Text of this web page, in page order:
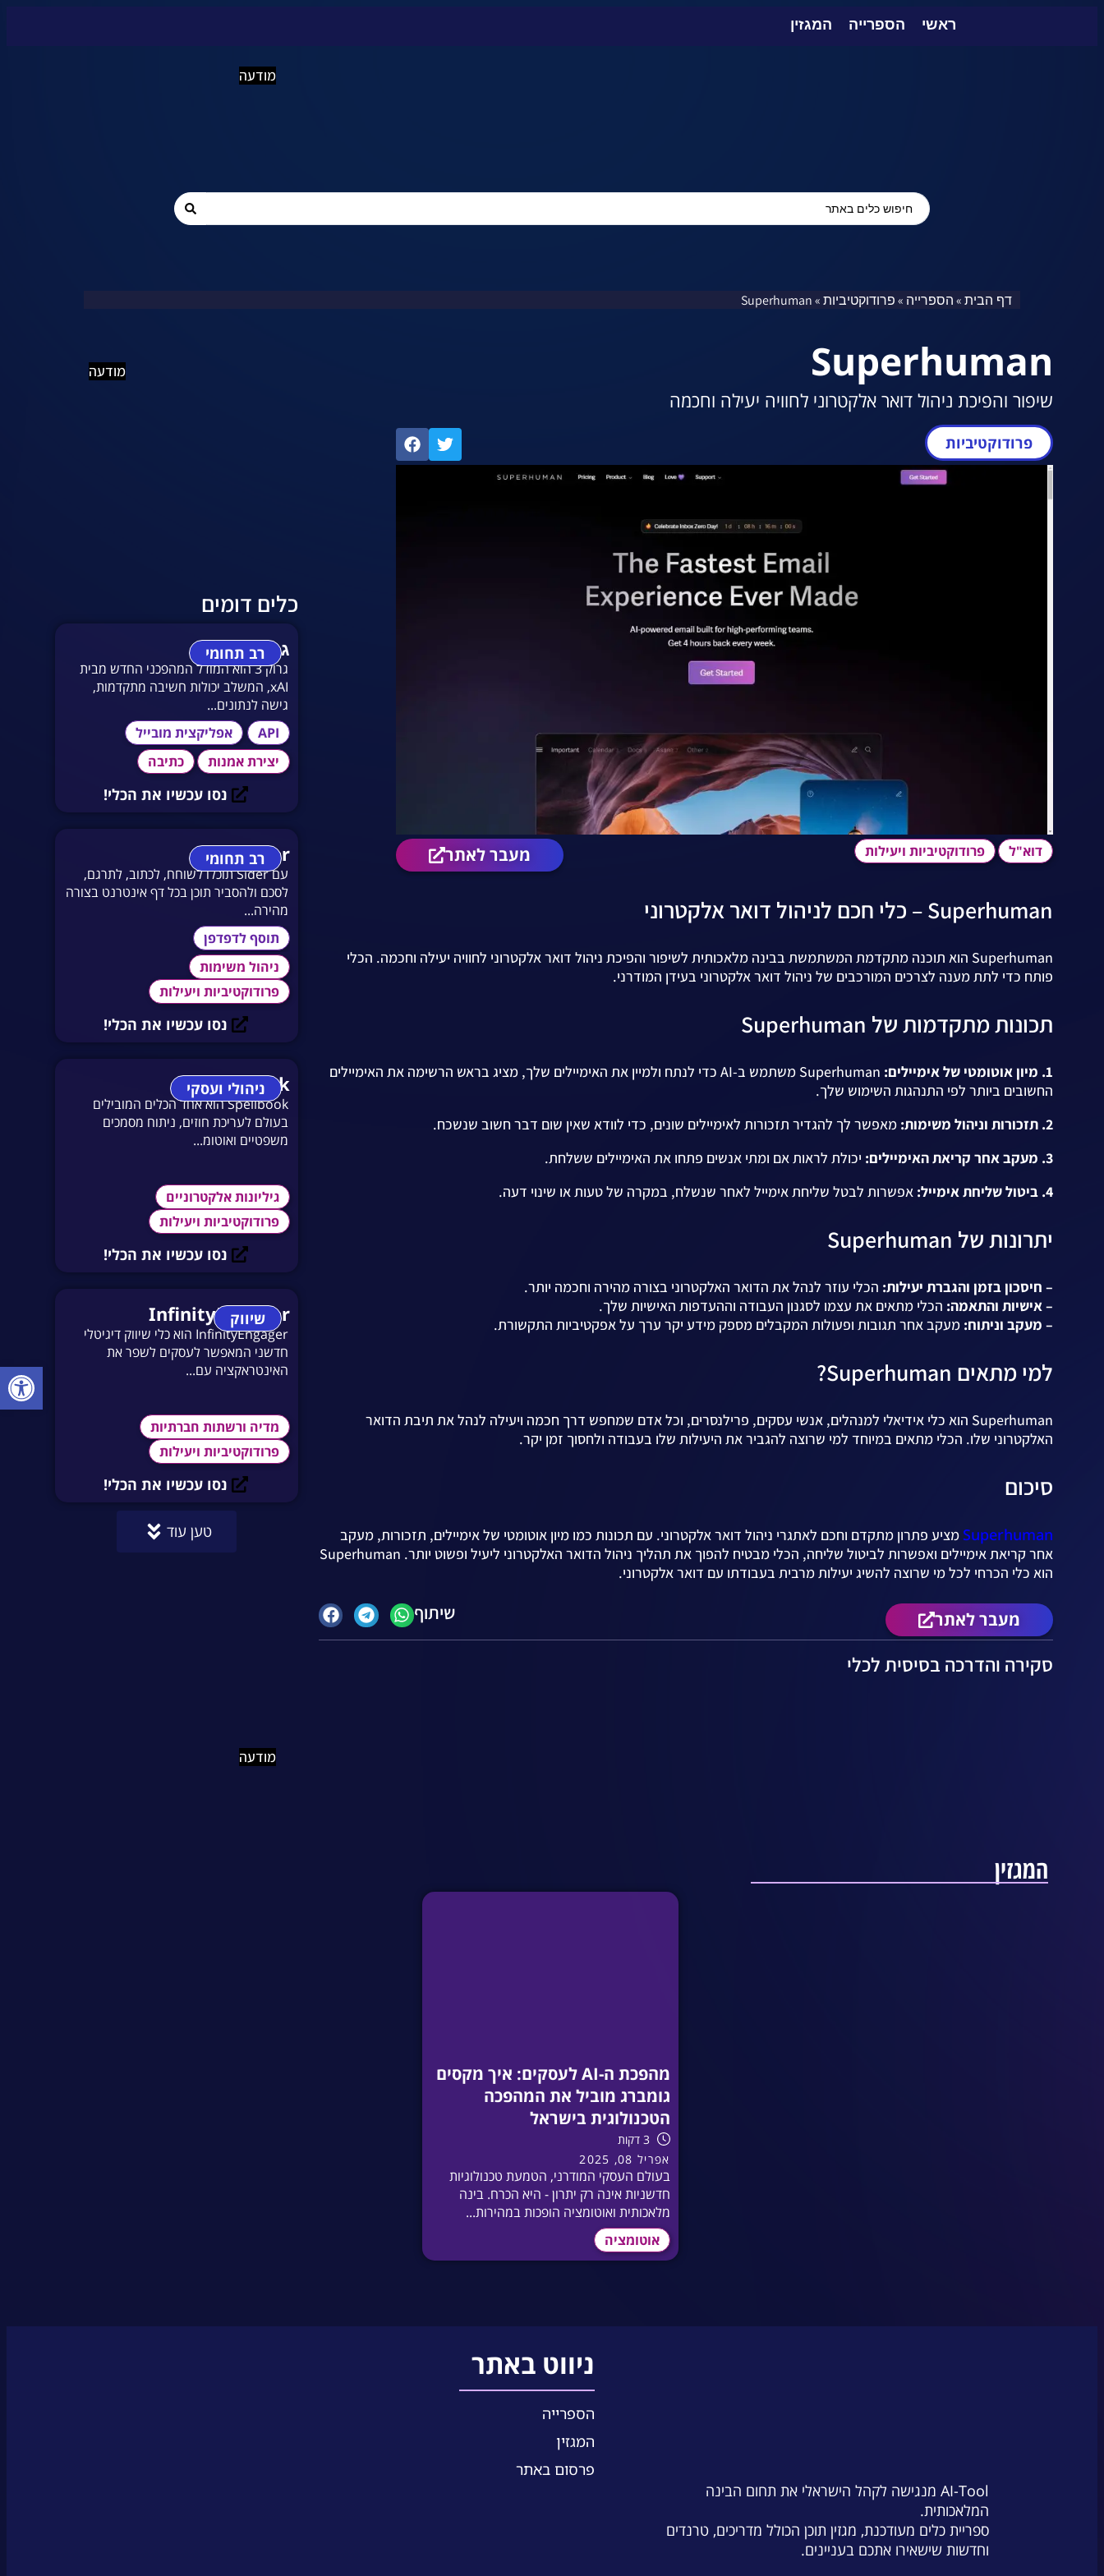
ראשי הספרייה המגזין
מודעה
דף הבית»הספרייה »פרודוקטיביות»
Superhuman
Superhuman
שיפור והפיכת ניהול דואר אלקטרוני לחוויה יעילה וחכמה
פרודוקטיביות
מעבר לאתר הכלי
דוא"ל פרודוקטיביות ויעילות מעבר לאתר
Superhuman – כלי חכם לניהול דואר אלקטרוני
Superhuman הוא תוכנה מתקדמת המשתמשת בבינה מלאכותית לשיפור והפיכת ניהול דואר אלקטרוני לחוויה יעילה וחכמה. הכלי
פותח כדי לתת מענה לצרכים המורכבים של ניהול דואר אלקטרוני בעידן המודרני.
תכונות מתקדמות של Superhuman
1. מיון אוטומטי של אימיילים:
Superhuman משתמש ב-AI כדי לנתח ולמיין את האימיילים שלך, מציג בראש הרשימה את האימיילים
החשובים ביותר לפי התנהגות השימוש שלך.
2. תזכורות וניהול משימות:
מאפשר לך להגדיר תזכורות לאימיילים שונים, כדי לוודא שאין שום דבר חשוב שנשכח.
3. מעקב אחר קריאת האימיילים:
יכולת לראות אם ומתי אנשים פתחו את האימיילים ששלחת.
4. ביטול שליחת אימייל:
אפשרות לבטל שליחת אימייל לאחר שנשלח, במקרה של טעות או שינוי דעה.
יתרונות של Superhuman
– חיסכון בזמן והגברת יעילות: הכלי עוזר לנהל את הדואר האלקטרוני בצורה מהירה וחכמה יותר.
– אישיות והתאמה: הכלי מתאים את עצמו לסגנון העבודה וההעדפות האישיות שלך.
– מעקב וניתוח: מעקב אחר תגובות ופעולות המקבלים מספק מידע יקר ערך על אפקטיביות התקשורת.
למי מתאים Superhuman?
Superhuman הוא כלי אידיאלי למנהלים, אנשי עסקים, פרילנסרים, וכל אדם שמחפש דרך חכמה ויעילה לנהל את תיבת הדואר
האלקטרוני שלו. הכלי מתאים במיוחד למי שרוצה להגביר את היעילות שלו בעבודה ולחסוך זמן יקר.
סיכום
Superhuman מציע פתרון מתקדם וחכם לאתגרי ניהול דואר אלקטרוני. עם תכונות כמו מיון אוטומטי של אימיילים, תזכורות, מעקב
אחר קריאת אימיילים ואפשרות לביטול שליחה, הכלי מבטיח להפוך את תהליך ניהול הדואר האלקטרוני ליעיל ופשוט יותר. Superhuman
הוא כלי הכרחי לכל מי שרוצה להשיג יעילות מרבית בעבודתו עם דואר אלקטרוני.
מעבר לאתר שיתוף
סקירה והדרכה בסיסית לכלי
מודעה
כלים דומים
רב תחומיגרוק 3
גרוק 3 הוא המודל המהפכני החדש מבית
xAI, המשלב יכולות חשיבה מתקדמות,
גישה לנתונים...
API
אפליקצית מובייל
יצירת אמנות
כתיבה
נסו עכשיו את הכלי!
רב תחומיSider
עם Sider תוכלו לשוחח, לכתוב, לתרגם,
לסכם ולהסביר תוכן בכל דף אינטרנט בצורה
מהירה...
תוסף לדפדפן
ניהול משימות
פרודוקטיביות ויעילות
נסו עכשיו את הכלי!
ניהולי ועסקי
Spellbook
Spellbook הוא אחד הכלים המובילים
בעולם לעריכת חוזים, ניתוח מסמכים
משפטיים ואוטומ...
גיליונות אלקטרוניים
פרודוקטיביות ויעילות
נסו עכשיו את הכלי!
שיווק
InfinityEngager
InfinityEngager הוא כלי שיווק דיגיטלי
חדשני המאפשר לעסקים לשפר את
האינטראקציה עם...
מדיה ורשתות חברתיות
פרודוקטיביות ויעילות
נסו עכשיו את הכלי!
טען עוד
מודעה
המגזין
מהפכת ה-AI לעסקים: איך מקסים
גומברג מוביל את המהפכה
הטכנולוגית בישראל
3 דקות
אפריל 08, 2025
בעולם העסקי המודרני, הטמעת טכנולוגיות
חדשניות אינה רק יתרון - היא הכרח. בינה
מלאכותית ואוטומציה הופכות במהירות...
אוטומציה
AI-Tool מנגישה לקהל הישראלי את תחום הבינה
המלאכותית.
ספריית כלים מעודכנת, מגזין תוכן הכולל מדריכים, טרנדים
וחדשות שישאירו אתכם בעניינים.
ניווט באתר
הספרייה
המגזין
פרסום באתר
פתח